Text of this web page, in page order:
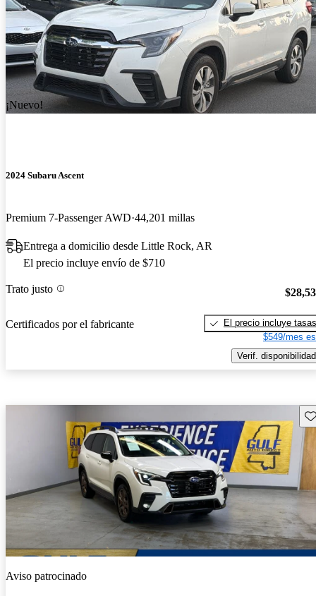
¡Nuevo!
2024 Subaru Ascent
Premium 7-Passenger AWD 44,201 millas
Entrega a domicilio desde Little Rock, AR
El precio incluye envío de $710
Trato justo
Certificados por el fabricante
El precio incluye tasas
$549/mes
Verif. disponibilidad
Aviso patrocinado